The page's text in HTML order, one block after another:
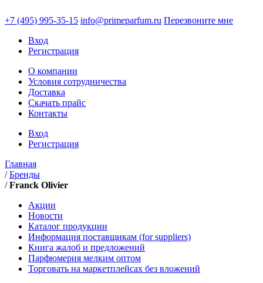
+7 (495) 995-35-15 info@primeparfum.ru Перезвоните мне
Вход
Регистрация
О компании
Условия сотрудничества
Доставка
Скачать прайс
Контакты
Вход
Регистрация
Главная
/Бренды
/Franck Olivier
Акции
Новости
Каталог продукции
Информация поставщикам (for suppliers)
Книга жалоб и предложений
Парфюмерия мелким оптом
Торговать на маркетплейсах без вложений